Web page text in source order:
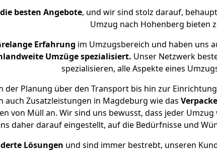
besten Angebote, und wir sind stolz darauf,
Umzug nach Hohenberg bieten
Erfahrung im Umzugsbereich und haben uns
Umzüge spezialisiert. Unser Netzwerk
spezialisieren, alle Aspekte eines
der Planung über den Transport bis hin zur
auch Zusatzleistungen in Magdeburg wie das
von Müll an. Wir sind uns bewusst, dass jeder
daher darauf eingestellt, auf die Bedürfnisse und
Lösungen und sind immer bestrebt, unseren